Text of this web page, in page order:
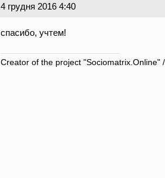
4 грудня 2016 4:40
спасибо, учтем!
Creator of the project